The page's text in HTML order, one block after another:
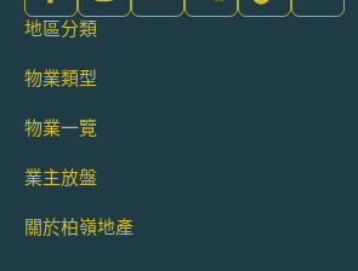
地區分類
物業類型
物業一覽
業主放盤
關於柏嶺地產